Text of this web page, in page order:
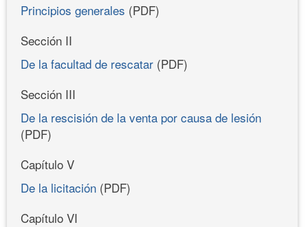
Principios generales (PDF)
Sección II
De la facultad de rescatar (PDF)
Sección III
De la rescisión de la venta por causa de lesión
(PDF)
Capítulo V
De la licitación (PDF)
Capítulo VI